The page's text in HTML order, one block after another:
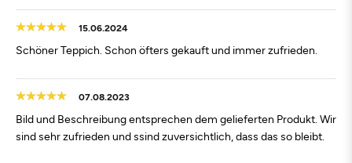
15.06.2024
Schöner Teppich. Schon öfters gekauft und immer zufrieden.
07.08.2023
Bild und Beschreibung entsprechen dem gelieferten Produkt. Wir
sind sehr zufrieden und ssind zuversichtlich, dass das so bleibt.